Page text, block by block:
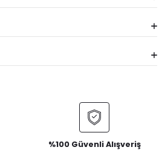
%100 Güvenli Alışveriş